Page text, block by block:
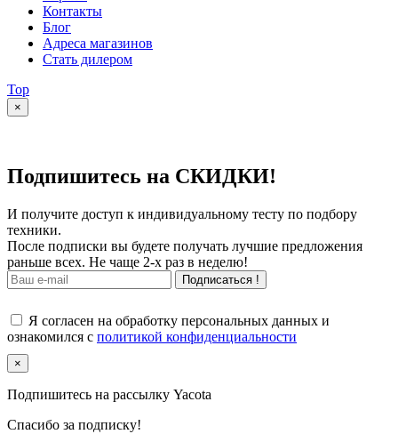
Контакты
Блог
Адреса магазинов
Стать дилером
Top
×
Подпишитесь на СКИДКИ!
И получите доступ к индивидуальному тесту по подбору
техники.
После подписки вы будете получать лучшие предложения
раньше всех. Не чаще 2-х раз в неделю!
Подписаться !
Я согласен на обработку персональных данных и
ознакомился с политикой конфиденциальности
×
Подпишитесь на рассылку Yacota
Спасибо за подписку!